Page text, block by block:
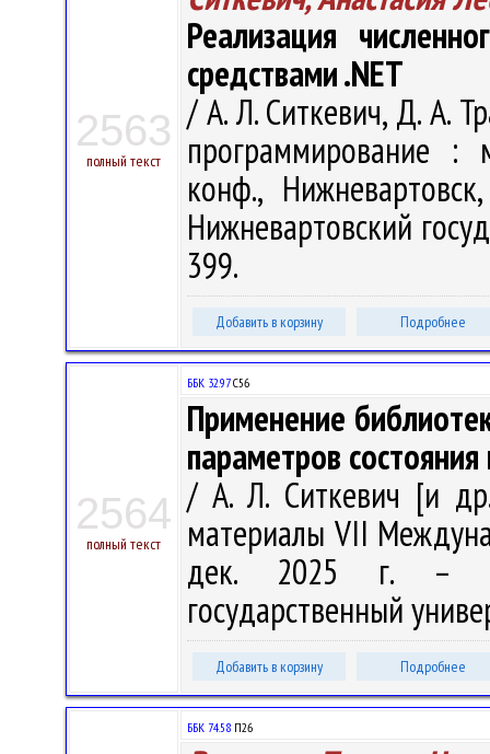
2563
полный текст
Реализация
средствами .NET
/ А. Л. Ситкевич, Д. А.
программирование :
конф.,
Нижневартовский
399.
Добавить в корзину Подробнее
2564
полный текст
ББК 32.97С56
Применение
параметров
/ А. Л. Ситкевич [и
материалы VII
дек. 2025 г. –
государственный
Добавить в корзину Подробнее
ББК 74.58 П26